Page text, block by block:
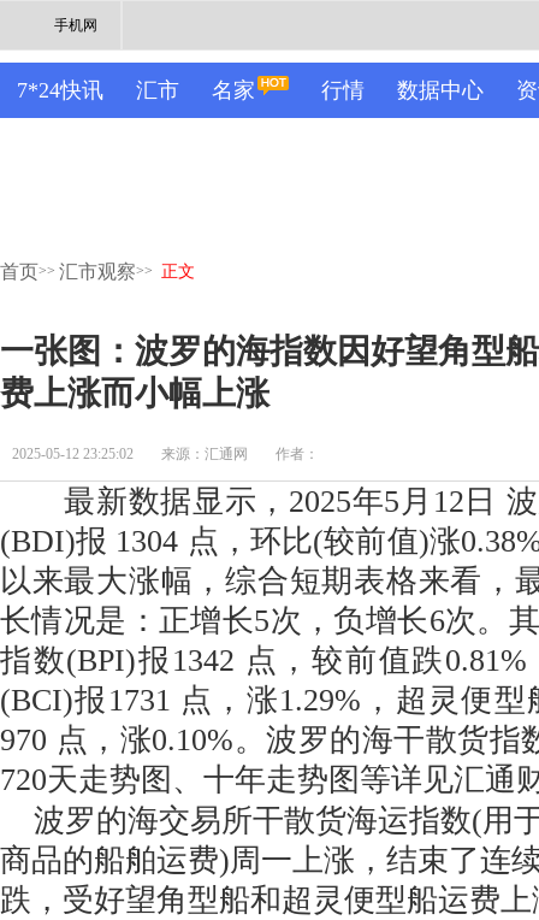
手机网
7*24快讯 汇市 名家 行情 数据中心
首页>> 汇市观察>> 正文
一张图：波罗的海指数因好望角型
费上涨而小幅上涨
2025-05-12 23:25:02 来源：汇通网 作者：
最新数据显示，2025年5月12日 波
(BDI)报 1304 点，环比(较前值)涨
以来最大涨幅，综合短期表格来看，
长情况是：正增长5次，负增长6次。
指数(BPI)报1342 点，较前值跌
(BCI)报1731 点，涨1.29%，超灵便
970 点，涨0.10%。波罗的海干散货指
720天走势图、十年走势图等详见汇通
波罗的海交易所干散货海运指数(用
商品的船舶运费)周一上涨，结束了连
跌，受好望角型船和超灵便型船运费